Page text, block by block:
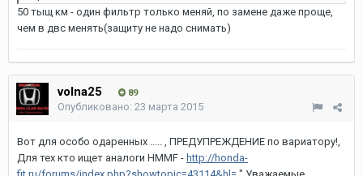
50 тыщ км - один фильтр только меняй, по замене даже проще,
чем в двс менять(защиту не надо снимать)
volna25 89
Опубликовано: 23 марта 2015
Вот для особо одаренных ..... , ПРЕДУПРЕЖДЕНИЕ по вариатору!,
Для тех кто ищет аналоги HMMF - http://honda-